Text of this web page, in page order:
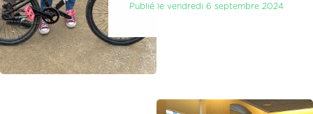
Publié le vendredi 6 septembre 2024